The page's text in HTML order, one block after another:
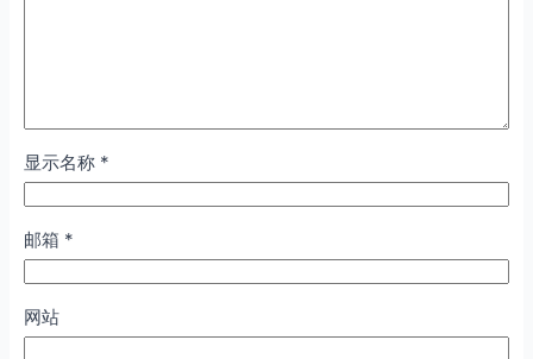
显示名称 *
邮箱 *
网站